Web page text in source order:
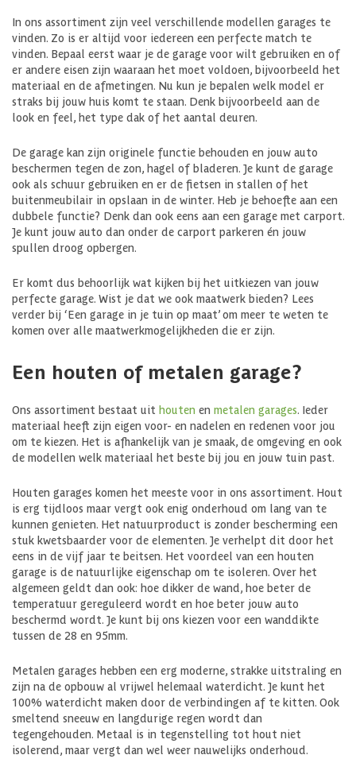
In ons assortiment zijn veel verschillende modellen garages te
vinden. Zo is er altijd voor iedereen een perfecte match te
vinden. Bepaal eerst waar je de garage voor wilt gebruiken en of
er andere eisen zijn waaraan het moet voldoen, bijvoorbeeld het
materiaal en de afmetingen. Nu kun je bepalen welk model er
straks bij jouw huis komt te staan. Denk bijvoorbeeld aan de
look en feel, het type dak of het aantal deuren.
De garage kan zijn originele functie behouden en jouw auto
beschermen tegen de zon, hagel of bladeren. Je kunt de garage
ook als schuur gebruiken en er de fietsen in stallen of het
buitenmeubilair in opslaan in de winter. Heb je behoefte aan een
dubbele functie? Denk dan ook eens aan een garage met carport.
Je kunt jouw auto dan onder de carport parkeren én jouw
spullen droog opbergen.
Er komt dus behoorlijk wat kijken bij het uitkiezen van jouw
perfecte garage. Wist je dat we ook maatwerk bieden? Lees
verder bij ‘Een garage in je tuin op maat’ om meer te weten te
komen over alle maatwerkmogelijkheden die er zijn.
Een houten of metalen garage?
Ons assortiment bestaat uit houten en metalen garages. Ieder
materiaal heeft zijn eigen voor- en nadelen en redenen voor jou
om te kiezen. Het is afhankelijk van je smaak, de omgeving en ook
de modellen welk materiaal het beste bij jou en jouw tuin past.
Houten garages komen het meeste voor in ons assortiment. Hout
is erg tijdloos maar vergt ook enig onderhoud om lang van te
kunnen genieten. Het natuurproduct is zonder bescherming een
stuk kwetsbaarder voor de elementen. Je verhelpt dit door het
eens in de vijf jaar te beitsen. Het voordeel van een houten
garage is de natuurlijke eigenschap om te isoleren. Over het
algemeen geldt dan ook: hoe dikker de wand, hoe beter de
temperatuur gereguleerd wordt en hoe beter jouw auto
beschermd wordt. Je kunt bij ons kiezen voor een wanddikte
tussen de 28 en 95mm.
Metalen garages hebben een erg moderne, strakke uitstraling en
zijn na de opbouw al vrijwel helemaal waterdicht. Je kunt het
100% waterdicht maken door de verbindingen af te kitten. Ook
smeltend sneeuw en langdurige regen wordt dan
tegengehouden. Metaal is in tegenstelling tot hout niet
isolerend, maar vergt dan wel weer nauwelijks onderhoud.